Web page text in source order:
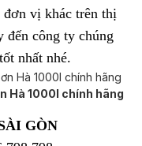
đơn vị khác trên thị
đến công ty chúng
nhất nhé.
Hà 1000l chính hãng
GÒN